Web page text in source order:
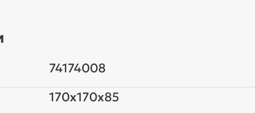
74174008
170x170x85